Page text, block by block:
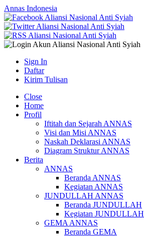
Annas Indonesia
Sign In
Daftar
Kirim Tulisan
Close
Home
Profil
Iftitah dan Sejarah ANNAS
Visi dan Misi ANNAS
Naskah Deklarasi ANNAS
Diagram Struktur ANNAS
Berita
ANNAS
Beranda ANNAS
Kegiatan ANNAS
JUNDULLAH ANNAS
Beranda JUNDULLAH
Kegiatan JUNDULLAH
GEMA ANNAS
Beranda GEMA